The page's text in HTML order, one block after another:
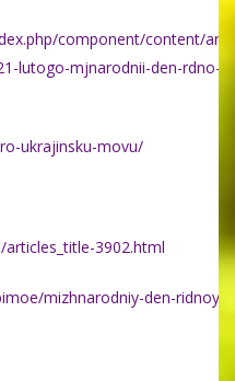
component/content/
lutogo-mjnarodnii-den-rdno-
ukrajinsku-movu/
3902.html
mizhnarodniy-den-ridnoyi-